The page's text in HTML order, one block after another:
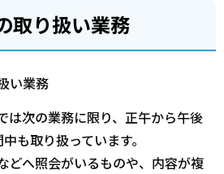
取り扱い業務
い業務
は次の業務に限り、正午から午後
も取り扱っています。
どへ照会がいるものや、内容が複